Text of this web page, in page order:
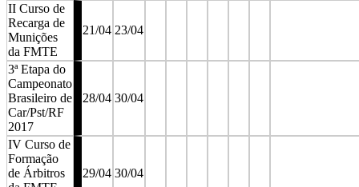
II Curso de
Recarga de
Munições
da FMTE
21/04 23/04
3ª Etapa do
Campeonato
Brasileiro de
Car/Pst/RF
2017
28/04 30/04
IV Curso de
Formação
de Árbitros
29/04 30/04